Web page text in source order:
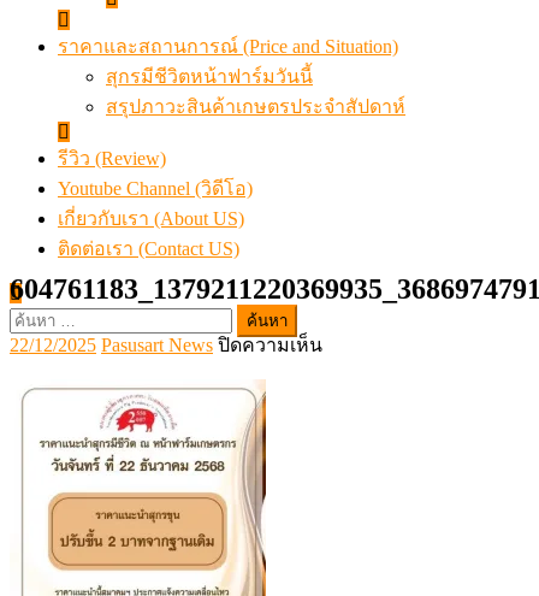
ราคาและสถานการณ์ (Price and Situation)
สุกรมีชีวิตหน้าฟาร์มวันนี้
สรุปภาวะสินค้าเกษตรประจำสัปดาห์
รีวิว (Review)
Youtube Channel (วิดีโอ)
เกี่ยวกับเรา (About US)
ติดต่อเรา (Contact US)
ค้นหา
สำหรับ:
Posted
on
22/12/2025Author
Pasusart News ปิดความเห็นบน